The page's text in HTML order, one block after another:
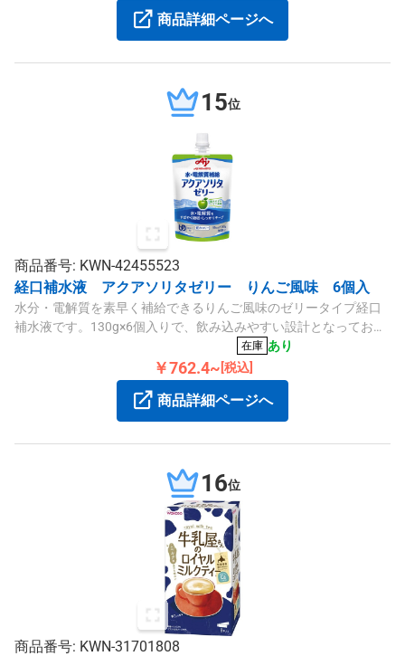
商品詳細ページへ
15位
商品番号: KWN-42455523
経口補水液 アクアソリタゼリー りんご風味 6個入
水分・電解質を素早く補給できるりんご風味のゼリータイプ経口
補水液です。130g×6個入りで、飲み込みやすい設計となっており
在庫 あり
￥762.4~ [税込]
商品詳細ページへ
16位
商品番号: KWN-31701808